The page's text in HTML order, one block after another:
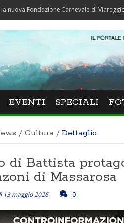
Carnevale di Viareggio
EVENTI SPECIALI
/ Cultura / Dettaglio
di Battista
di Massarosa
13 maggio 2026 0